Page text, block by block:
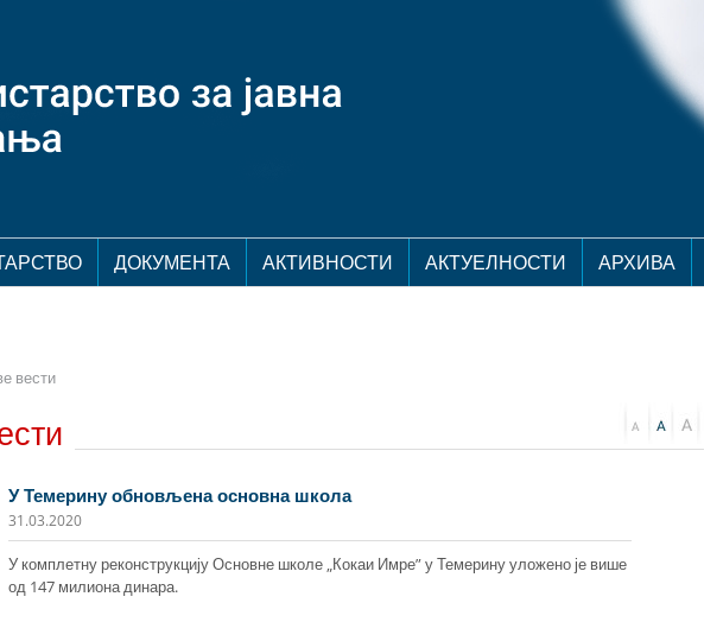
ДОКУМЕНТА АКТИВНОСТИ АКТУЕЛНОСТИ АРХИВА
вести
У Темерину обновљена основна школа
31.03.2020
У комплетну реконструкцију Основне школе „Кокаи Имре” у Темерину уложено је више
од 147 милиона динара.